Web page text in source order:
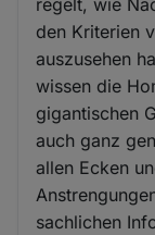
regelt, wie
den Kriterien
auszusehen
wissen die
gigantischen
auch ganz
allen Ecken
sachlichen